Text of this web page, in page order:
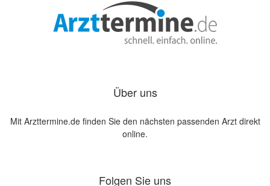
Über uns
Mit Arzttermine.de finden Sie den nächsten passenden Arzt direkt
online.
Folgen Sie uns